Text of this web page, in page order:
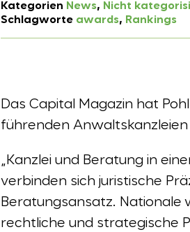
Kategorien News, Nicht
Schlagworte awards, Rankings
Das Capital Magazin hat
führenden
„Kanzlei und Beratung in
verbinden sich juristische
Beratungsansatz. Nationale
rechtliche und strategische